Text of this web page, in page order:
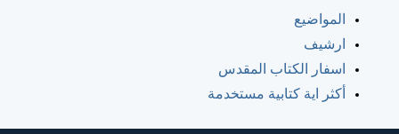
المواضيع
ارشيف
اسفار الكتاب المقدس
أكثر اية كتابية مستخدمة